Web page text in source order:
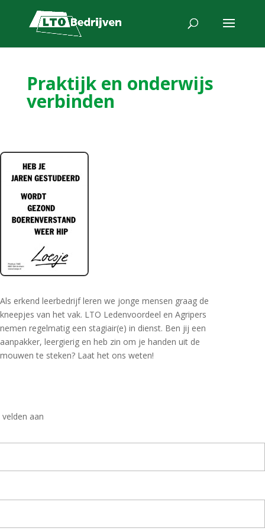
Praktijk en onderwijs
verbinden
Als erkend leerbedrijf leren we jonge mensen graag de
kneepjes van het vak. LTO Ledenvoordeel en Agripers
nemen regelmatig een stagiair(e) in dienst. Ben jij een
aanpakker, leergierig en heb zin om je handen uit de
mouwen te steken? Laat het ons weten!
aan